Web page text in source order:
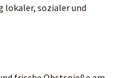
lokaler, sozialer und